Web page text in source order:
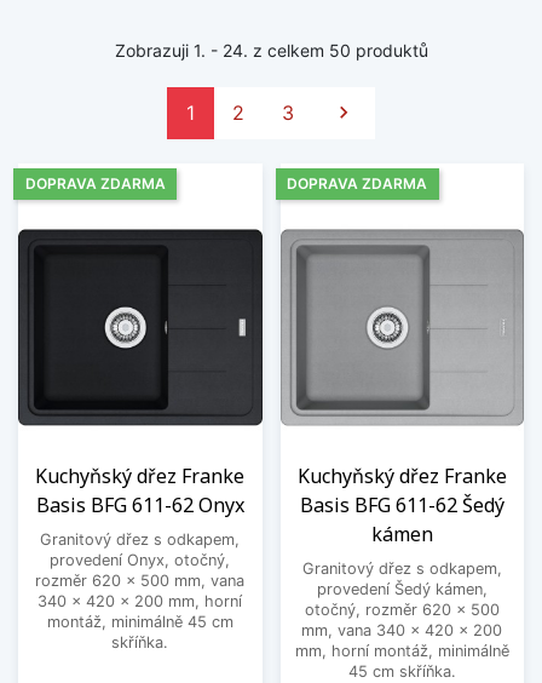
Zobrazuji 1. - 24. z celkem 50 produktů
1 2 3 Další

Kuchyňský dřez Franke
Basis BFG 611-62 Onyx
Granitový dřez s odkapem,
provedení Onyx, otočný,
rozměr 620 x 500 mm, vana
340 x 420 x 200 mm, horní
montáž, minimálně 45 cm
skříňka.
DOPRAVA ZDARMA
Kuchyňský dřez Franke
Basis BFG 611-62 Šedý
kámen
Granitový dřez s odkapem,
provedení Šedý kámen,
otočný, rozměr 620 x 500
mm, vana 340 x 420 x 200
mm, horní montáž, minimálně
45 cm skříňka.
DOPRAVA ZDARMA